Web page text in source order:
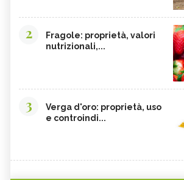
2
Fragole: proprietà, valori
nutrizionali,...
3
Verga d'oro: proprietà, uso
e controindi...